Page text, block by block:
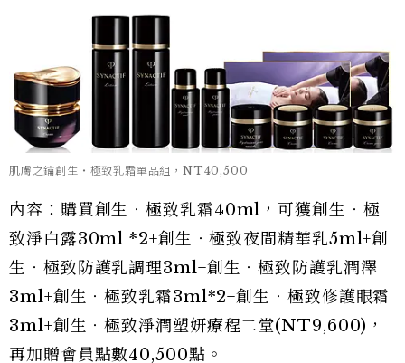
肌膚之鑰創生‧極致乳霜單品組，NT40,500
內容：購買創生‧極致乳霜40ml，可獲創生‧極
致淨白露30ml *2+創生‧極致夜間精華乳5ml+創
生‧極致防護乳調理3ml+創生‧極致防護乳潤澤
3ml+創生‧極致乳霜3ml*2+創生‧極致修護眼霜
3ml+創生‧極致淨潤塑妍療程二堂(NT9,600)，
再加贈會員點數40,500點。